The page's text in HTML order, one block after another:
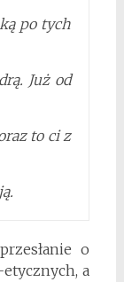
tych
Już od
to ci z
o
a